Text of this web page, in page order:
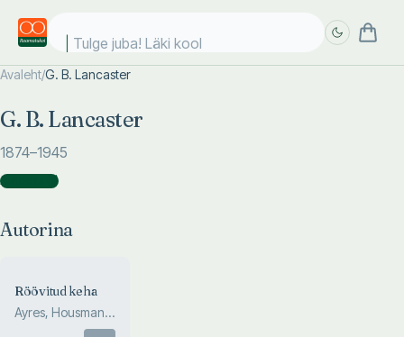
Tulge juba! Läki kooli
Avaleht/G. B. Lancaster
G. B. Lancaster
1874–1945
Autorina )
Autorina
Röövitud keha
Ayres, Housman,